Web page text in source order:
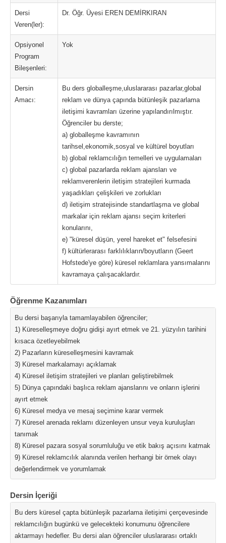
Dersi
Veren(ler):
Dr. Öğr. Üyesi EREN DEMİRKIRAN
Opsiyonel
Program
Bileşenleri:
Yok
Dersin
Amacı:
Bu ders globalleşme,uluslararası pazarlar,global
reklam ve dünya çapında bütünleşik pazarlama
iletişimi kavramları üzerine yapılandırılmıştır.
Öğrenciler bu derste;
a) globalleşme kavramının
tarihsel,ekonomik,sosyal ve kültürel boyutları
b) global reklamcılığın temelleri ve uygulamaları
c) global pazarlarda reklam ajansları ve
reklamverenlerin iletişim stratejileri kurmada
yaşadıkları çelişkileri ve zorlukları
d) iletişim stratejisinde standartlaşma ve global
markalar için reklam ajansı seçim kriterleri
konularını,
e) "küresel düşün, yerel hareket et" felsefesini
f) kültürlerarası farklılıkların/boyutların (Geert
Hofstede'ye göre) küresel reklamlara yansımalarını
kavramaya çalışacaklardır.
Öğrenme Kazanımları
Bu dersi başarıyla tamamlayabilen öğrenciler;
1) Küreselleşmeye doğru gidişi ayırt etmek ve 21. yüzyılın tarihini
kısaca özetleyebilmek
2) Pazarların küreselleşmesini kavramak
3) Küresel markalamayı açıklamak
4) Küresel iletişim stratejileri ve planları geliştirebilmek
5) Dünya çapındaki başlıca reklam ajanslarını ve onların işlerini
ayırt etmek
6) Küresel medya ve mesaj seçimine karar vermek
7) Küresel arenada reklamı düzenleyen unsur veya kuruluşları
tanımak
8) Küresel pazara sosyal sorumluluğu ve etik bakış açısını katmak
9) Küresel reklamcılık alanında verilen herhangi bir örnek olayı
değerlendirmek ve yorumlamak
Dersin İçeriği
Bu ders küresel çapta bütünleşik pazarlama iletişimi çerçevesinde
reklamcılığın bugünkü ve gelecekteki konumunu öğrencilere
aktarmayı hedefler. Bu dersi alan öğrenciler uluslararası ortaklı